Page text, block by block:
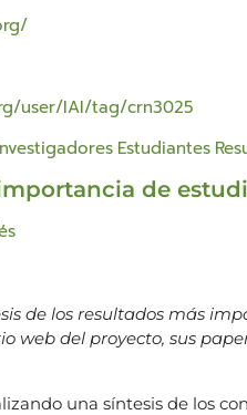
user/IAI/tag/crn3025
Estudiantes
de
de los resultados más
web del proyecto, sus
una síntesis de los